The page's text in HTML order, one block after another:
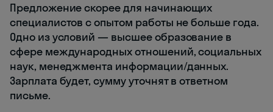
Предложение скорее для начинающих
специалистов с опытом работы не больше года.
Одно из условий — высшее образование в
сфере международных отношений, социальных
наук, менеджмента информации/данных.
Зарплата будет, сумму уточнят в ответном
письме.